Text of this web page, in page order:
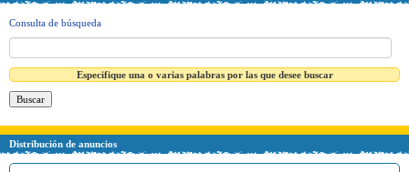
Consulta de búsqueda
Especifique una o varias palabras por las que desee buscar
Distribución de anuncios